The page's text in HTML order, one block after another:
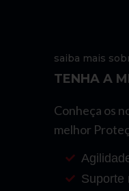
saiba mais
TENHA A
Conheça os
melhor
Suporte